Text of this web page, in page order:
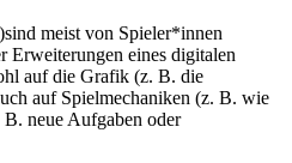
meist von Spieler*innen
Erweiterungen eines digitalen
auf die Grafik (z. B. die
auf Spielmechaniken (z. B. wie
neue Aufgaben oder